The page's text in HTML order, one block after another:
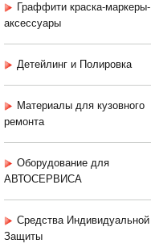
Граффити краска-маркеры-
аксессуары
Детейлинг и Полировка
Материалы для кузовного
ремонта
Оборудование для
АВТОСЕРВИСА
Средства Индивидуальной
Защиты